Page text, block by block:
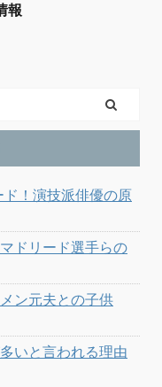
報
！演技派俳優の原
ドリード選手らの
ン元夫との子供
いと言われる理由